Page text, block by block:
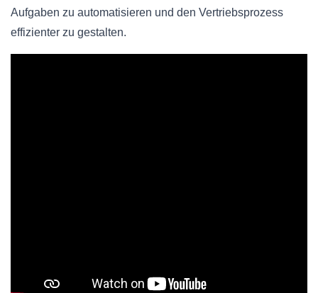
Aufgaben zu automatisieren und den Vertriebsprozess
effizienter zu gestalten.